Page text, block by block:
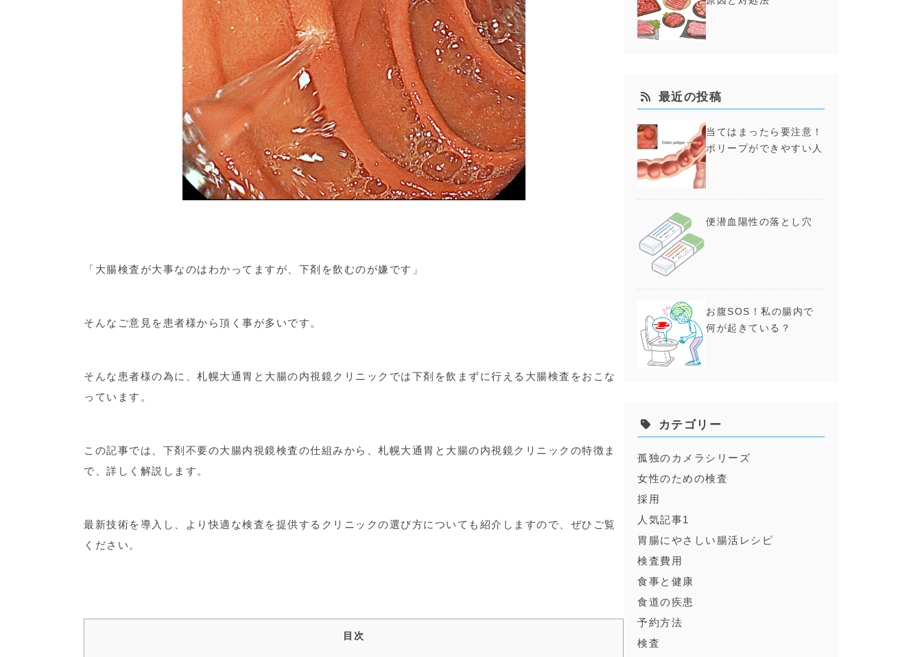
「大腸検査が大事なのはわかってますが、下剤を飲むのが嫌です」
そんなご意見を患者様から頂く事が多いです。
そんな患者様の為に、札幌大通胃と大腸の内視鏡クリニックでは下剤を飲まずに行える大腸検査をおこな
っています。
この記事では、下剤不要の大腸内視鏡検査の仕組みから、札幌大通胃と大腸の内視鏡クリニックの特徴ま
で、詳しく解説します。
最新技術を導入し、より快適な検査を提供するクリニックの選び方についても紹介しますので、ぜひご覧
ください。
目次
最近の投稿
当てはまったら要注意！
ポリープができやすい人
便潜血陽性の落とし穴
お腹SOS！私の腸内で
何が起きている？
カテゴリー
孤独のカメラシリーズ
女性のための検査
採用
人気記事1
胃腸にやさしい腸活レシピ
検査費用
食事と健康
食道の疾患
予約方法
検査